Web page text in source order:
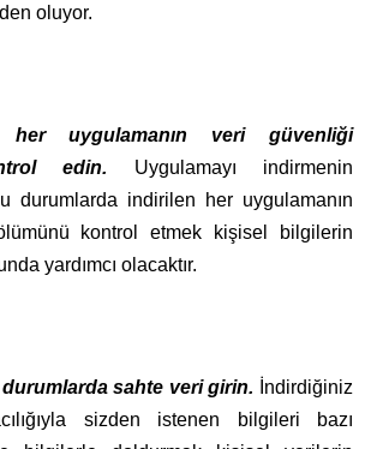
oluyor.
uygulamanın veri güvenliği
edin. Uygulamayı indirmenin
durumlarda indirilen her uygulamanın
kontrol etmek kişisel bilgilerin
yardımcı olacaktır.
sahte veri girin.
İndirdiğiniz
sizden istenen bilgileri bazı